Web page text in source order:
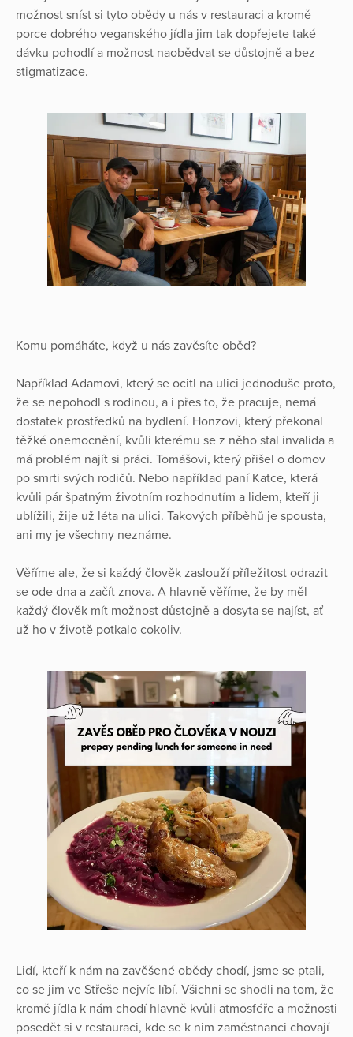
možnost sníst si tyto obědy u nás v restauraci a kromě
porce dobrého veganského jídla jim tak dopřejete také
dávku pohodlí a možnost naobědvat se důstojně a bez
stigmatizace.
Komu pomáháte, když u nás zavěsíte oběd?
Například Adamovi, který se ocitl na ulici jednoduše proto,
že se nepohodl s rodinou, a i přes to, že pracuje, nemá
dostatek prostředků na bydlení. Honzovi, který překonal
těžké onemocnění, kvůli kterému se z něho stal invalida a
má problém najít si práci. Tomášovi, který přišel o domov
po smrti svých rodičů. Nebo například paní Katce, která
kvůli pár špatným životním rozhodnutím a lidem, kteří ji
ublížili, žije už léta na ulici. Takových příběhů je spousta,
ani my je všechny neznáme.
Věříme ale, že si každý člověk zaslouží příležitost odrazit
se ode dna a začít znova. A hlavně věříme, že by měl
každý člověk mít možnost důstojně a dosyta se najíst, ať
už ho v životě potkalo cokoliv.
Lidí, kteří k nám na zavěšené obědy chodí, jsme se ptali,
co se jim ve Střeše nejvíc líbí. Všichni se shodli na tom, že
kromě jídla k nám chodí hlavně kvůli atmosféře a možnosti
posedět si v restauraci, kde se k nim zaměstnanci chovají